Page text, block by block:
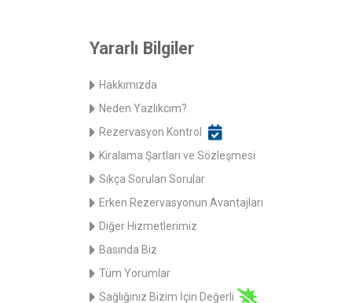
Yararlı Bilgiler
Hakkımızda
Neden Yazlıkcım?
Rezervasyon Kontrol
Kiralama Şartları ve Sözleşmesi
Sıkça Sorulan Sorular
Erken Rezervasyonun Avantajları
Diğer Hizmetlerimiz
Basında Biz
Tüm Yorumlar
Sağlığınız Bizim İçin Değerli